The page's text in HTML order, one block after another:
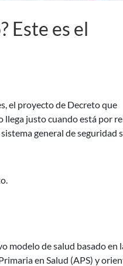
Este es el
el proyecto de Decreto que
llega justo cuando está por
general de seguridad
modelo de salud basado en
en Salud (APS) y